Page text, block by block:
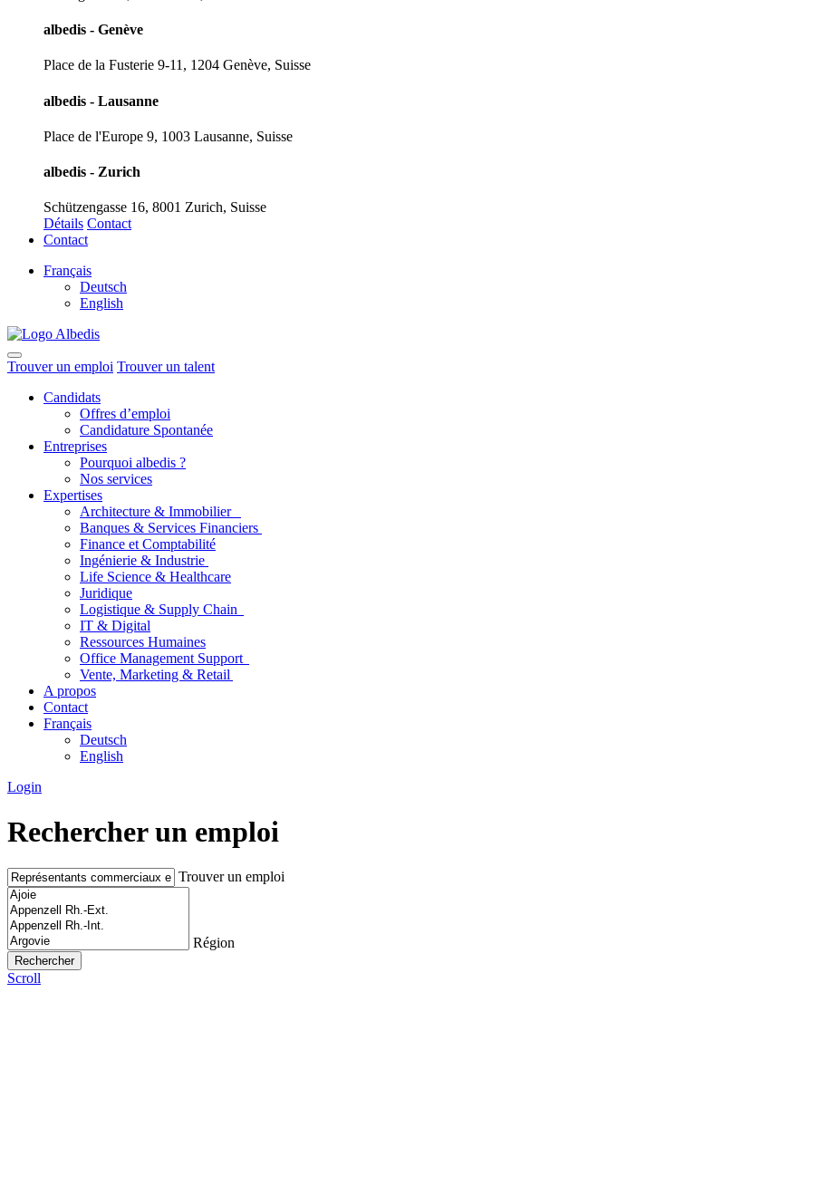
albedis - Genève
Place de la Fusterie 9-11, 1204 Genève, Suisse
albedis - Lausanne
Place de l'Europe 9, 1003 Lausanne, Suisse
albedis - Zurich
Schützengasse 16, 8001 Zurich, Suisse
Détails Contact
Contact
Français
Deutsch
English
Trouver un emploi Trouver un talent
Candidats
Offres d’emploi
Candidature Spontanée
Entreprises
Pourquoi albedis ?
Nos services
Expertises
Architecture & Immobilier
Banques & Services Financiers
Finance et Comptabilité
Ingénierie & Industrie
Life Science & Healthcare
Juridique
Logistique & Supply Chain
IT & Digital
Ressources Humaines
Office Management Support
Vente, Marketing & Retail
A propos
Contact
Français
Deutsch
English
Login
Rechercher un emploi
Trouver un emploi
Région
Scroll